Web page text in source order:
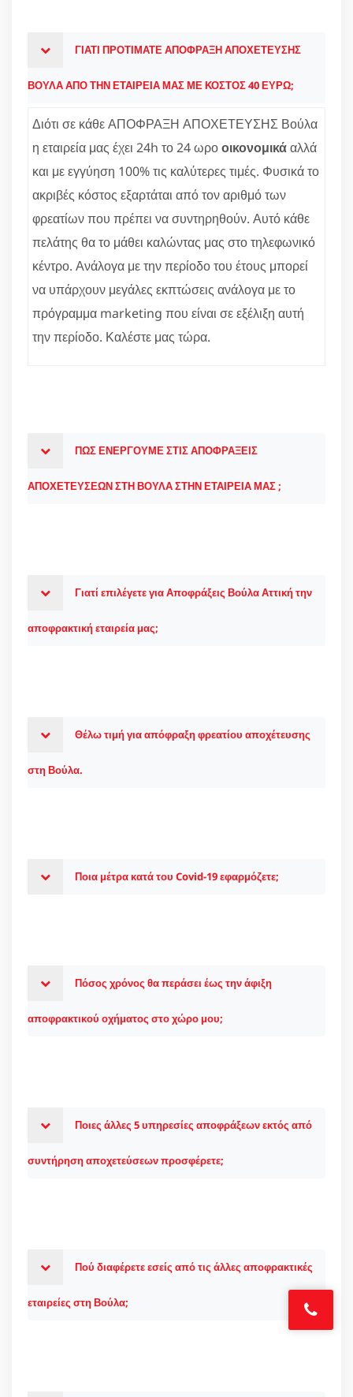
ΓΙΑΤΙ ΠΡΟΤΙΜΑΤΕ ΑΠΟΦΡΑΞΗ ΑΠΟΧΕΤΕΥΣΗΣ
ΒΟΥΛΑ ΑΠΟ ΤΗΝ ΕΤΑΙΡΕΙΑ ΜΑΣ ΜΕ ΚΟΣΤΟΣ 40 ΕΥΡΩ;
Διότι σε κάθε ΑΠΟΦΡΑΞΗ ΑΠΟΧΕΤΕΥΣΗΣ Βούλα
η εταιρεία μας έχει 24h το 24 ωροοικονομικάαλλά
και με εγγύηση 100% τις καλύτερες τιμές. Φυσικά το
ακριβές κόστος εξαρτάται από τον αριθμό των
φρεατίων που πρέπει να συντηρηθούν. Αυτό κάθε
πελάτης θα το μάθει καλώντας μας στο τηλεφωνικό
κέντρο. Ανάλογα με την περίοδο του έτους μπορεί
να υπάρχουν μεγάλες εκπτώσεις ανάλογα με το
πρόγραμμα marketing που είναι σε εξέλιξη αυτή
την περίοδο. Καλέστε μας τώρα.
ΠΩΣ ΕΝΕΡΓΟΥΜΕ ΣΤΙΣ ΑΠΟΦΡΑΞΕΙΣ
ΑΠΟΧΕΤΕΥΣΕΩΝ ΣΤΗ ΒΟΥΛΑ ΣΤΗΝ ΕΤΑΙΡΕΙΑ ΜΑΣ ;
Γιατί επιλέγετε για Αποφράξεις Βούλα Αττική την
αποφρακτική εταιρεία μας;
Θέλω τιμή για απόφραξη φρεατίου αποχέτευσης
στη Βούλα.
Ποια μέτρα κατά του Covid-19 εφαρμόζετε;
Πόσος χρόνος θα περάσει έως την άφιξη
αποφρακτικού οχήματος στο χώρο μου;
Ποιες άλλες 5 υπηρεσίες αποφράξεων εκτός από
συντήρηση αποχετεύσεων προσφέρετε;
Πού διαφέρετε εσείς από τις άλλες αποφρακτικές
εταιρείες στη Βούλα;